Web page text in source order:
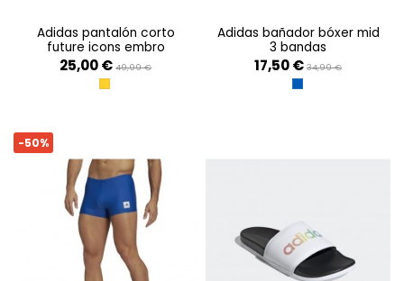
adidas pantalón corto
future icons embro
25,00 € 49,99 €
YELLOW
adidas bañador bóxer mid
3 bandas
17,50 € 34,99 €
ROYBLU/WHITE
-50%